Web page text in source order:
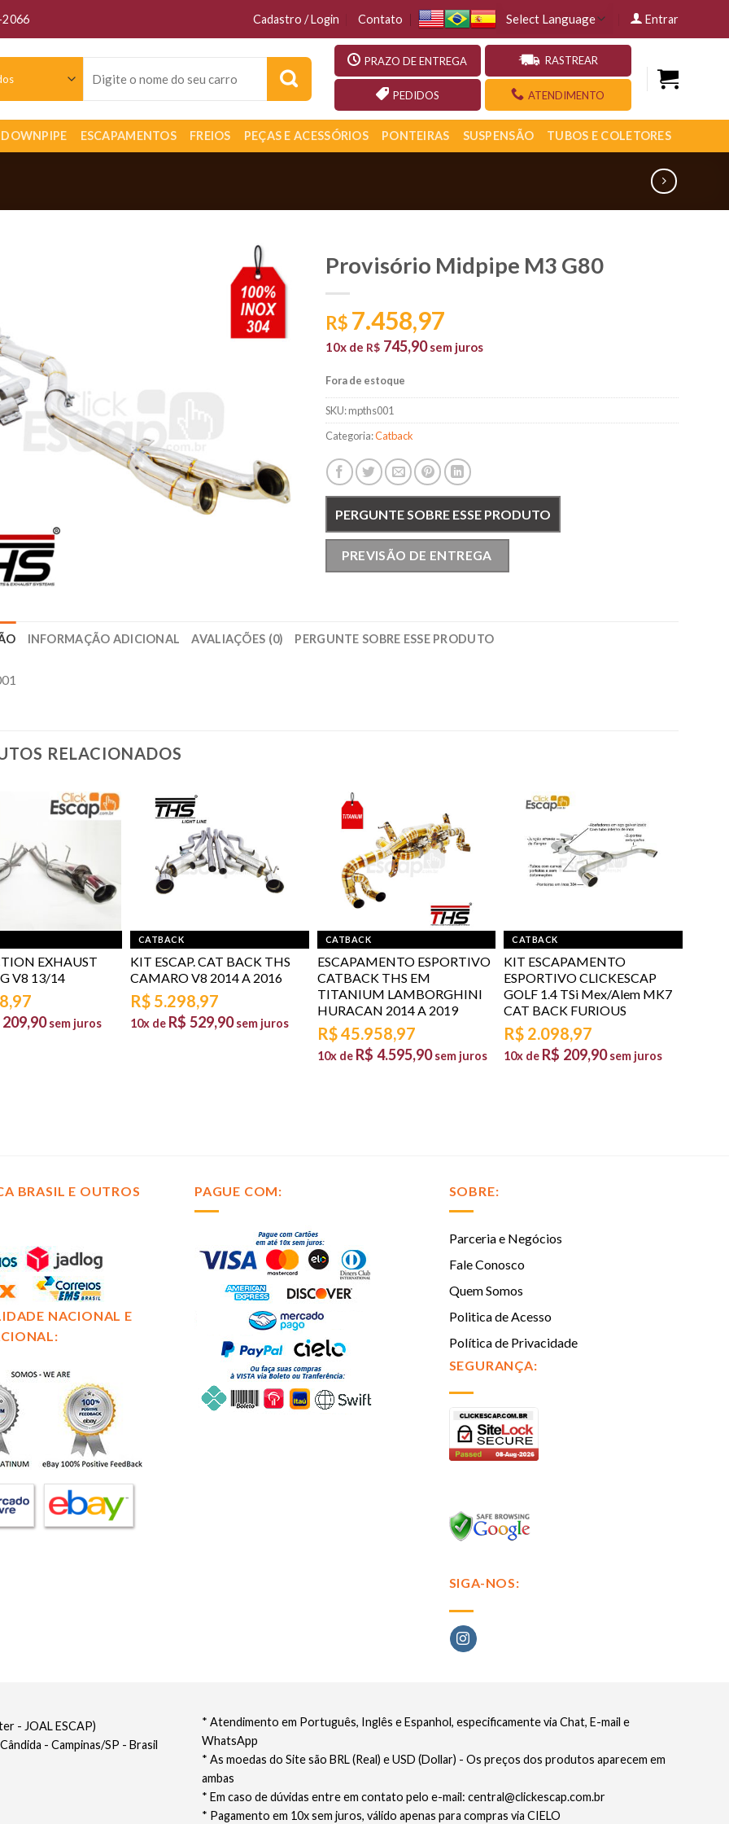
2066 Cadastro / Login Contato Entrar
por:
PRAZO DE ENTREGA
PEDIDOS
RASTREAR
ATENDIMENTO
DOWNPIPE ESCAPAMENTOS FREIOS PEÇAS E ACESSÓRIOS PONTEIRAS SUSPENSÃO TUBOS E COLETORES
Provisório Midpipe M3 G80
R$ 7.458,97
10x de R$ 745,90 sem juros
Fora de estoque
SKU:mpths001
Categoria:Catback
PERGUNTE SOBRE ESSE PRODUTO
PREVISÃO DE ENTREGA
INFORMAÇÃO ADICIONAL AVALIAÇÕES (0) PERGUNTE SOBRE ESSE PRODUTO
RELACIONADOS
EXHAUST
V8 13/14
209,90 sem juros
CATBACK
KIT ESCAP. CAT BACK THS
CAMARO V8 2014 A 2016
R$ 5.298,97
10x de R$ 529,90 sem juros
CATBACK
ESCAPAMENTO ESPORTIVO
CATBACK THS EM
TITANIUM LAMBORGHINI
HURACAN 2014 A 2019
R$45.958,97
10x de R$ 4.595,90 sem juros
CATBACK
KIT ESCAPAMENTO
ESPORTIVO CLICKESCAP
GOLF 1.4 TSi Mex/Alem MK7
CAT BACK FURIOUS
R$ 2.098,97
10x de R$ 209,90 sem juros
BRASIL E OUTROS
NACIONAL E
PAGUE COM: SOBRE:
Parceria e Negócios
Fale Conosco
Quem Somos
Politica de Acesso
Política de Privacidade
SEGURANÇA:
SIGA-NOS:
* Atendimento em Português, Inglês e Espanhol, especificamente via Chat, E-mail e
WhatsApp
* As moedas do Site são BRL (Real) e USD (Dollar) - Os preços dos produtos aparecem em
ambas
* Em caso de dúvidas entre em contato pelo e-mail: central@clickescap.com.br
* Pagamento em 10x sem juros, válido apenas para compras via CIELO
- JOAL ESCAP)
- Campinas/SP - Brasil